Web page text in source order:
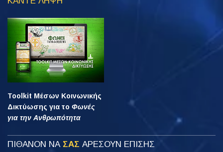
Toolkit Μέσων Κοινωνικής
Δικτύωσης για το Φωνές
για την Ανθρωπότητα
ΠΙΘΑΝΟΝ ΝΑ ΣΑΣ ΑΡΕΣΟΥΝ ΕΠΙΣΗΣ